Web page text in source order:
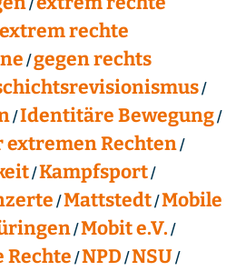
extrem rechte
gegen rechts
Identitäre Bewegung
Rechten
Kampfsport
Mattstedt Mobile
Mobit e.V.
Rechte NPD NSU